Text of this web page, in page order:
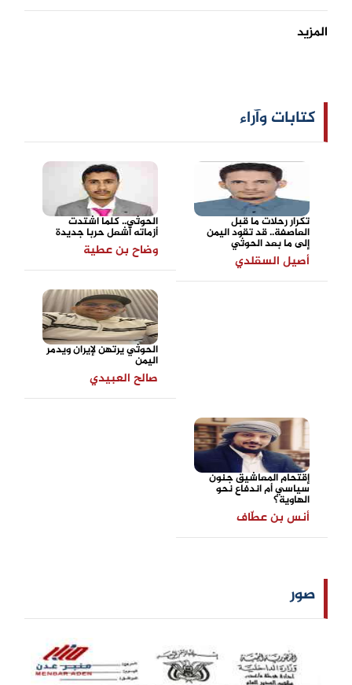
المزيد
كتابات وآراء
تكرار رحلات ما قبل
العاصفة.. قد تقود اليمن
إلى ما بعد الحوثي
أصيل السقلدي
الحوثي.. كلما اشتدت
أزماته أشعل حربا جديدة
وضاح بن عطية
الحوثي يرتهن لإيران ويدمر
اليمن
صالح العبيدي
إقتحام المعاشيق جنون
سياسي أم اندفاع نحو
الهاوية؟
أنس بن عطّاف
صور